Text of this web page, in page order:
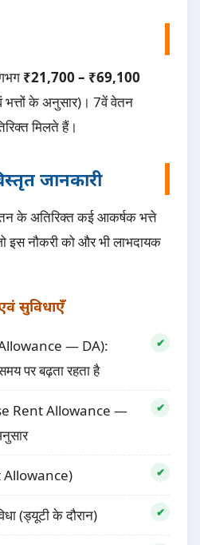
₹21,700 – ₹69,100
भत्तों के अनुसार)। 7वें वेतन
मिलते हैं।
जानकारी
के अतिरिक्त कई आकर्षक भत्ते
इस नौकरी को और भी लाभदायक
सुविधाएँ
Allowance — DA):
पर बढ़ता रहता है
Rent Allowance —
Allowance)
(ड्यूटी के दौरान)